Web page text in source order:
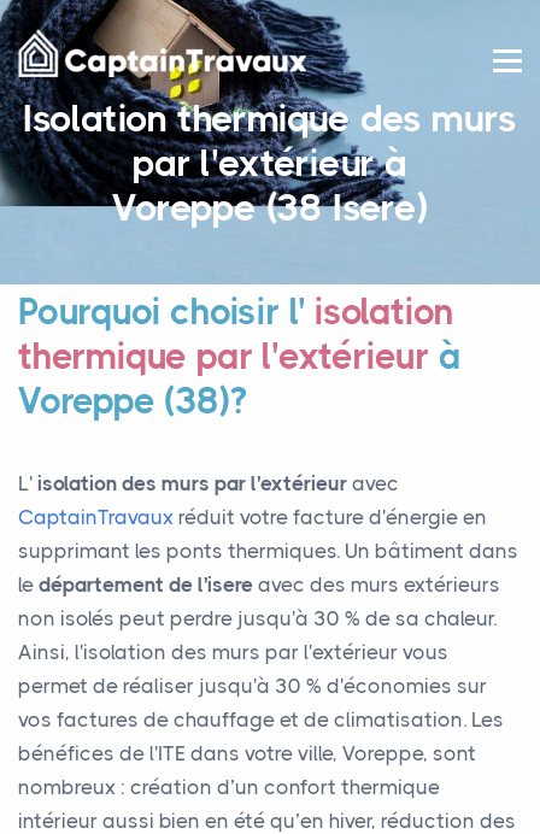
Isolation thermique des murs
par l'extérieur à
Voreppe (38 Isere)
Pourquoi choisir l' isolation
thermique par l'extérieur à
Voreppe (38)?
L' isolation des murs par l'extérieur avec
CaptainTravaux réduit votre facture d'énergie en
supprimant les ponts thermiques. Un bâtiment dans
le département de l'isere avec des murs extérieurs
non isolés peut perdre jusqu'à 30 % de sa chaleur.
Ainsi, l'isolation des murs par l'extérieur vous
permet de réaliser jusqu'à 30 % d'économies sur
vos factures de chauffage et de climatisation. Les
bénéfices de l'ITE dans votre ville, Voreppe, sont
nombreux : création d’un confort thermique
intérieur aussi bien en été qu’en hiver, réduction des